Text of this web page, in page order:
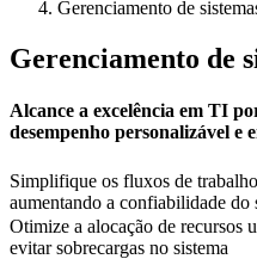
Gerenciamento de
Gerenciamento de
Alcance a excelência em TI
desempenho personalizável e
Simplifique os fluxos de
aumentando a confiabilidade do
Otimize a alocação de recursos
evitar sobrecargas no sistema